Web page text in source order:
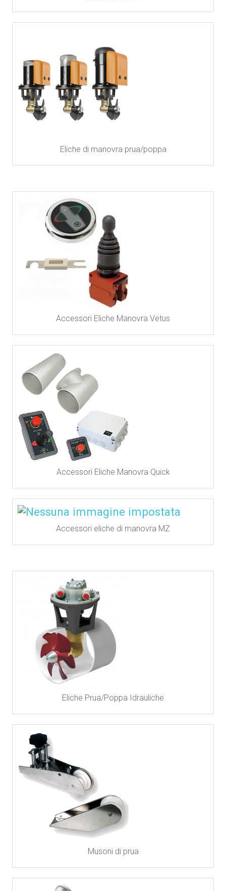
Eliche di manovra prua/poppa
Accessori Eliche Manovra Vetus
Accessori Eliche Manovra Quick
Accessori eliche di manovra MZ
Eliche Prua/Poppa Idrauliche
Musoni di prua